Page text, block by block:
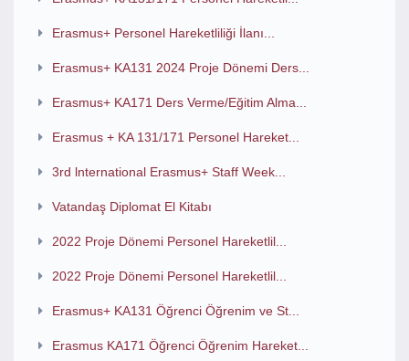
Erasmus+ Personel Hareketliliği İlanı...
Erasmus+ KA131 2024 Proje Dönemi Ders...
Erasmus+ KA171 Ders Verme/Eğitim Alma...
Erasmus + KA 131/171 Personel Hareket...
3rd lnternational Erasmus+ Staff Week...
Vatandaş Diplomat El Kitabı
2022 Proje Dönemi Personel Hareketlil...
2022 Proje Dönemi Personel Hareketlil...
Erasmus+ KA131 Öğrenci Öğrenim ve St...
Erasmus KA171 Öğrenci Öğrenim Hareket...